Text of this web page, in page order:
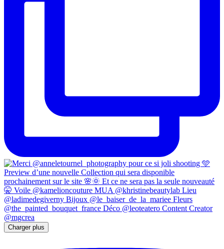
Charger plus